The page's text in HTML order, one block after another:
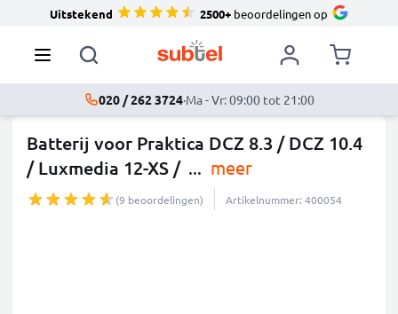
Uitstekend 2500+beoordelingen op
020 / 262 3724·Ma - Vr: 09:00 tot 21:00
Batterij voor Praktica DCZ 8.3 / DCZ 10.4
/ Luxmedia 12-XS / ... meer
(9 beoordelingen) Artikelnummer: 400054